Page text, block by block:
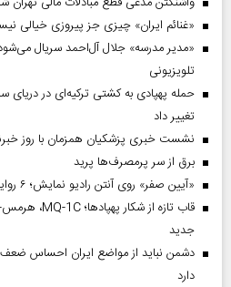
«غنائم ایران» چیزی جز پیروزی خیالی
«مدیر مدرسه» جلال آل‌احمد سریال می‌شود؛
تلویزیونی
تغییر داد
نشست خبری پزشکیان همزمان با روز
برق از سر پرمصرف‌ها پرید
«آیین صفر» روی آنتن رادیو نمایش؛ ۶ روایت از اخلاق و سیره اهل‌بیت(ع)
جدید
دشمن نباید از مواضع ایران احساس
دارد